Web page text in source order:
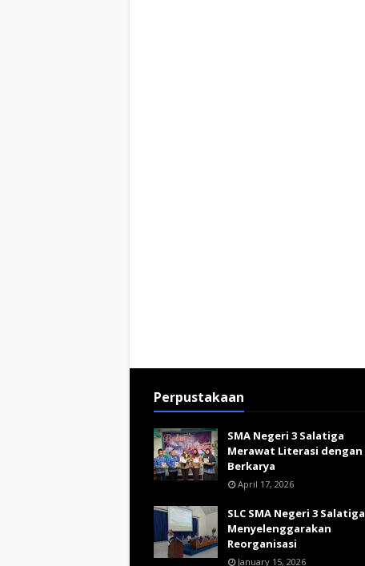
Perpustakaan
SMA Negeri 3 Salatiga
Merawat Literasi dengan
Berkarya
April 17, 2026
SLC SMA Negeri 3 Salatiga
Menyelenggarakan
Reorganisasi
January 15, 2026